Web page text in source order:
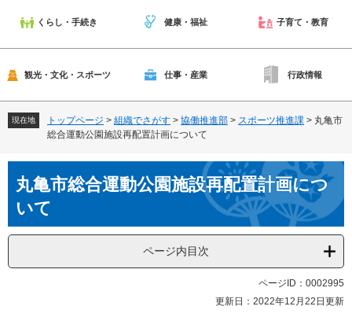
くらし・手続き 健康・福祉 子育て・教育
観光・文化・スポーツ 仕事・産業 行政情報
現在地 トップページ > 組織でさがす > 協働推進部 > スポーツ推進課 > 丸亀市
総合運動公園施設再配置計画について
文丸亀市総合運動公園施設再配置計画につ
いて
ページ内目次
ページID：0002995
更新日：2022年12月22日更新